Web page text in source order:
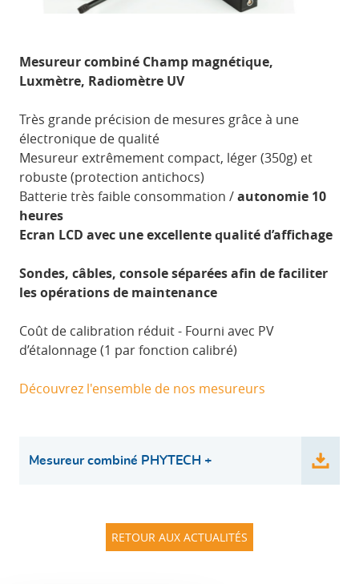
Mesureur combiné Champ magnétique,
Luxmètre, Radiomètre UV
Très grande précision de mesures grâce à une
électronique de qualité
Mesureur extrêmement compact, léger (350g) et
robuste (protection antichocs)
Batterie très faible consommation /autonomie 10
heures
Ecran LCD avec une excellente qualité d’affichage
Sondes, câbles, console séparées afin de faciliter
les opérations de maintenance
Coût de calibration réduit - Fourni avec PV
d’étalonnage (1 par fonction calibré)
Découvrez l'ensemble de nos mesureurs
Mesureur combiné PHYTECH +
RETOUR AUX ACTUALITÉS